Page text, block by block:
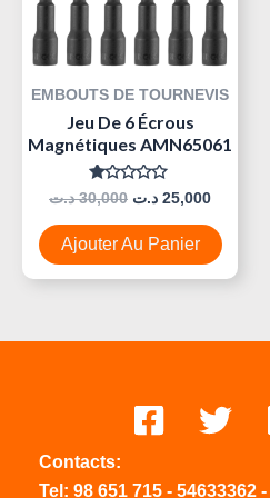
EMBOUTS DE TOURNEVIS
Jeu De 6 Écrous
Magnétiques AMN65061
Note
0
Sur
5
30,000 د.ت 25,000 د.ت
Ajouter Au Panier
Contacts:
Tel: 98 651 715 - 54633362 -